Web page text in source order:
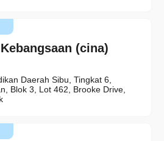
(cina)
Daerah Sibu, Tingkat 6,
Blok 3, Lot 462, Brooke Drive,